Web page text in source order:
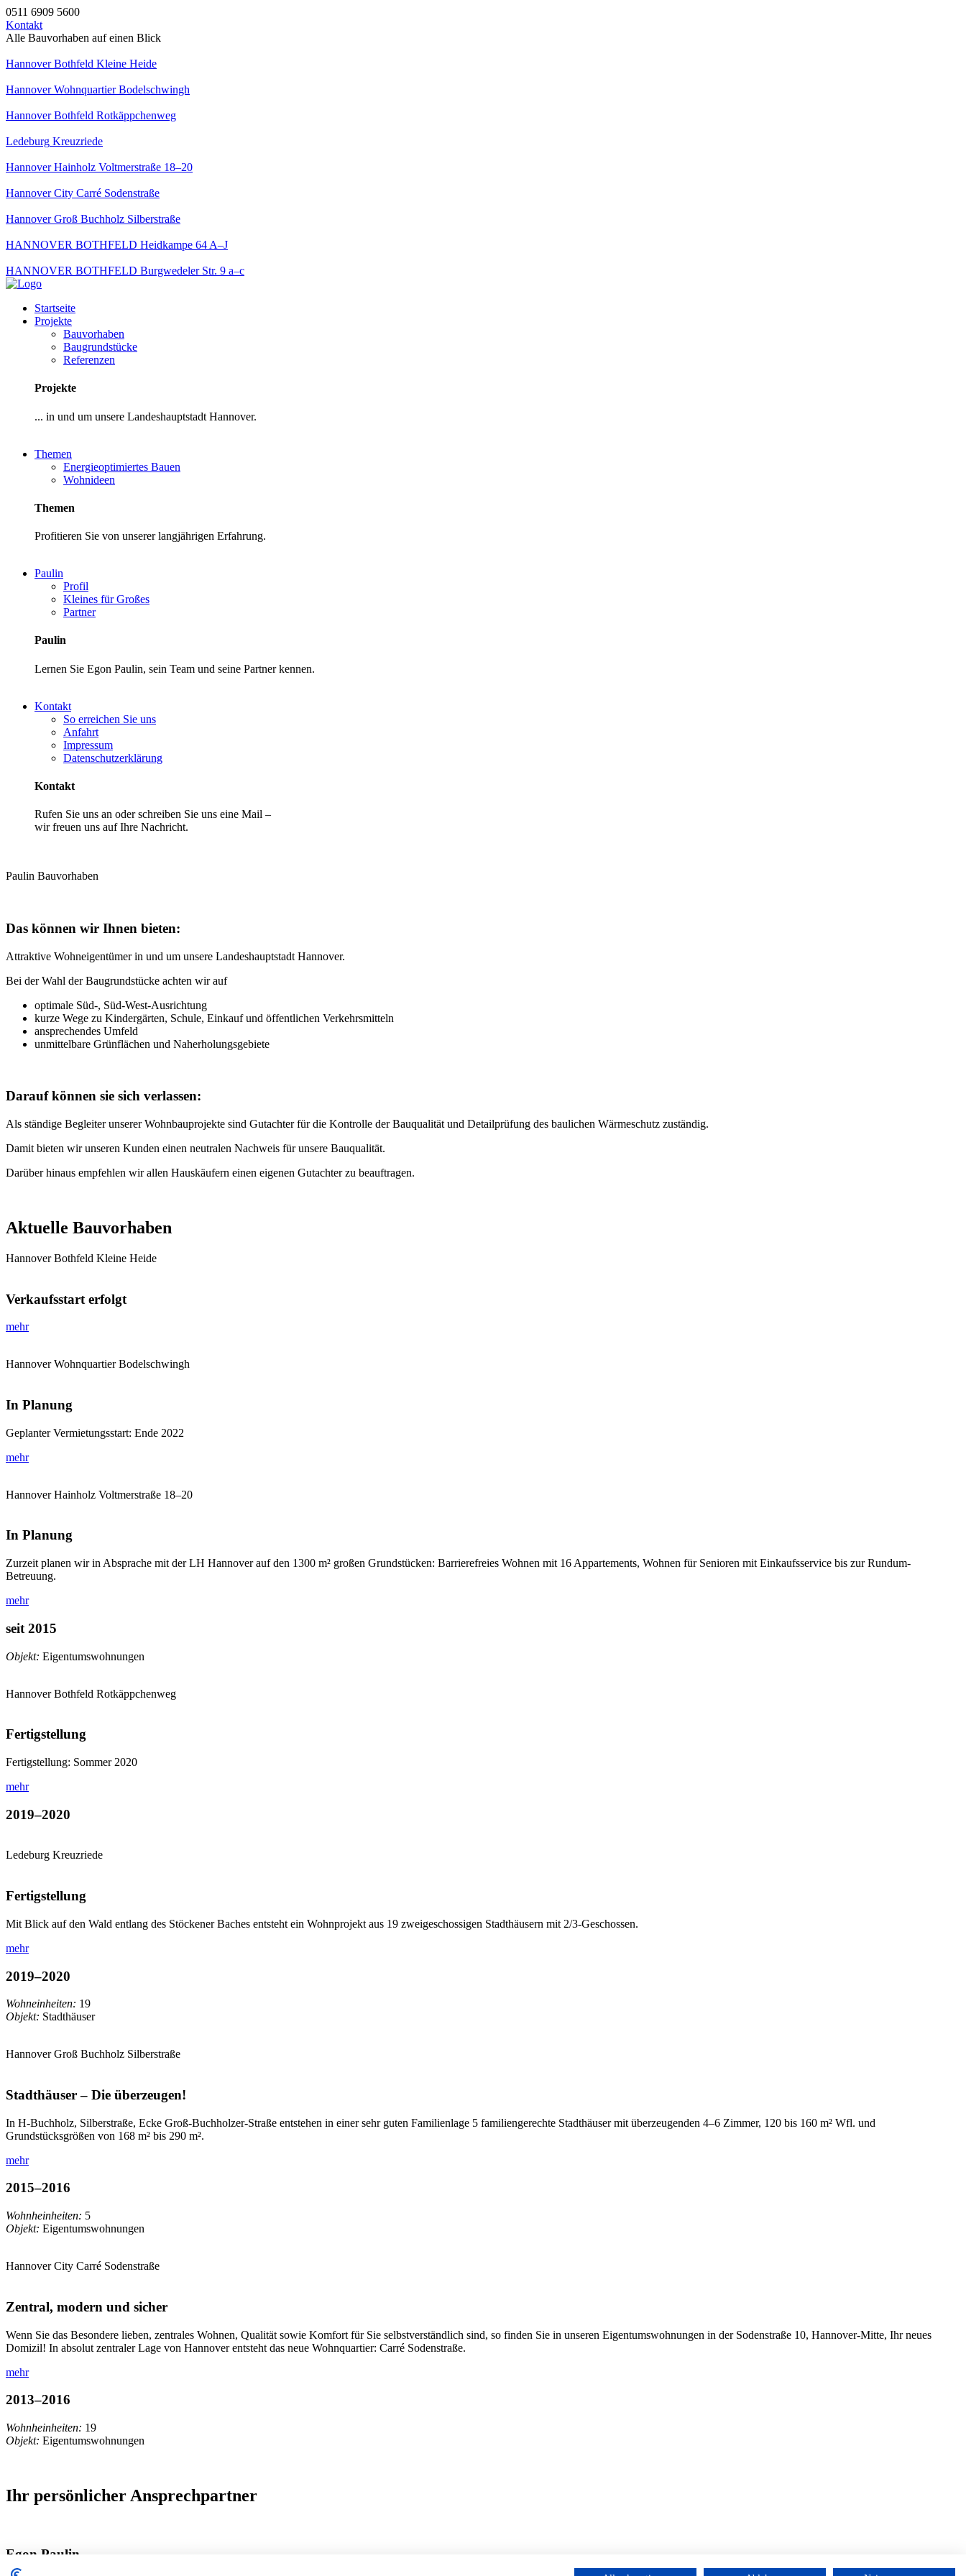
0511 6909 5600
Kontakt
Alle Bauvorhaben auf einen Blick
Hannover Bothfeld Kleine Heide
Hannover Wohnquartier Bodelschwingh
Hannover Bothfeld Rotkäppchenweg
Ledeburg Kreuzriede
Hannover Hainholz Voltmerstraße 18–20
Hannover City Carré Sodenstraße
Hannover Groß Buchholz Silberstraße
HANNOVER BOTHFELD Heidkampe 64 A–J
HANNOVER BOTHFELD Burgwedeler Str. 9 a–c
Startseite
Projekte
Bauvorhaben
Baugrundstücke
Referenzen
Projekte
... in und um unsere Landeshauptstadt Hannover.
Themen
Energieoptimiertes Bauen
Wohnideen
Themen
Profitieren Sie von unserer langjährigen Erfahrung.
Paulin
Profil
Kleines für Großes
Partner
Paulin
Lernen Sie Egon Paulin, sein Team und seine Partner kennen.
Kontakt
So erreichen Sie uns
Anfahrt
Impressum
Datenschutzerklärung
Kontakt
Rufen Sie uns an oder schreiben Sie uns eine Mail –
wir freuen uns auf Ihre Nachricht.
Paulin Bauvorhaben
Das können wir Ihnen bieten:
Attraktive Wohneigentümer in und um unsere Landeshauptstadt Hannover.
Bei der Wahl der Baugrundstücke achten wir auf
optimale Süd-, Süd-West-Ausrichtung
kurze Wege zu Kindergärten, Schule, Einkauf und öffentlichen Verkehrsmitteln
ansprechendes Umfeld
unmittelbare Grünflächen und Naherholungsgebiete
Darauf können sie sich verlassen:
Als ständige Begleiter unserer Wohnbauprojekte sind Gutachter für die Kontrolle der Bauqualität und Detailprüfung des baulichen Wärmeschutz zuständig.
Damit bieten wir unseren Kunden einen neutralen Nachweis für unsere Bauqualität.
Darüber hinaus empfehlen wir allen Hauskäufern einen eigenen Gutachter zu beauftragen.
Aktuelle Bauvorhaben
Hannover Bothfeld Kleine Heide
Verkaufsstart erfolgt
mehr
Hannover Wohnquartier Bodelschwingh
In Planung
Geplanter Vermietungsstart: Ende 2022
mehr
Hannover Hainholz Voltmerstraße 18–20
In Planung
Zurzeit planen wir in Absprache mit der LH Hannover auf den 1300 m² großen Grundstücken: Barrierefreies Wohnen mit 16 Appartements, Wohnen für Senioren mit Einkaufsservice bis zur Rundum-
Betreuung.
mehr
seit 2015
Objekt: Eigentumswohnungen
Hannover Bothfeld Rotkäppchenweg
Fertigstellung
Fertigstellung: Sommer 2020
mehr
2019–2020
Ledeburg Kreuzriede
Fertigstellung
Mit Blick auf den Wald entlang des Stöckener Baches entsteht ein Wohnprojekt aus 19 zweigeschossigen Stadthäusern mit 2/3-Geschossen.
mehr
2019–2020
Wohneinheiten: 19
Objekt: Stadthäuser
Hannover Groß Buchholz Silberstraße
Stadthäuser – Die überzeugen!
In H-Buchholz, Silberstraße, Ecke Groß-Buchholzer-Straße entstehen in einer sehr guten Familienlage 5 familiengerechte Stadthäuser mit überzeugenden 4–6 Zimmer, 120 bis 160 m² Wfl. und
Grundstücksgrößen von 168 m² bis 290 m².
mehr
2015–2016
Wohnheinheiten: 5
Objekt: Eigentumswohnungen
Hannover City Carré Sodenstraße
Zentral, modern und sicher
Wenn Sie das Besondere lieben, zentrales Wohnen, Qualität sowie Komfort für Sie selbstverständlich sind, so finden Sie in unseren Eigentumswohnungen in der Sodenstraße 10, Hannover-Mitte, Ihr neues
Domizil! In absolut zentraler Lage von Hannover entsteht das neue Wohnquartier: Carré Sodenstraße.
mehr
2013–2016
Wohnheinheiten: 19
Objekt: Eigentumswohnungen
Ihr persönlicher Ansprechpartner
Egon Paulin